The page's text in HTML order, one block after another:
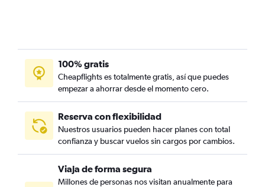
100% gratis
Cheapflights es totalmente gratis, así que puedes
empezar a ahorrar desde el momento cero.
Reserva con flexibilidad
Nuestros usuarios pueden hacer planes con total
confianza y buscar vuelos sin cargos por cambios.
Viaja de forma segura
Millones de personas nos visitan anualmente para